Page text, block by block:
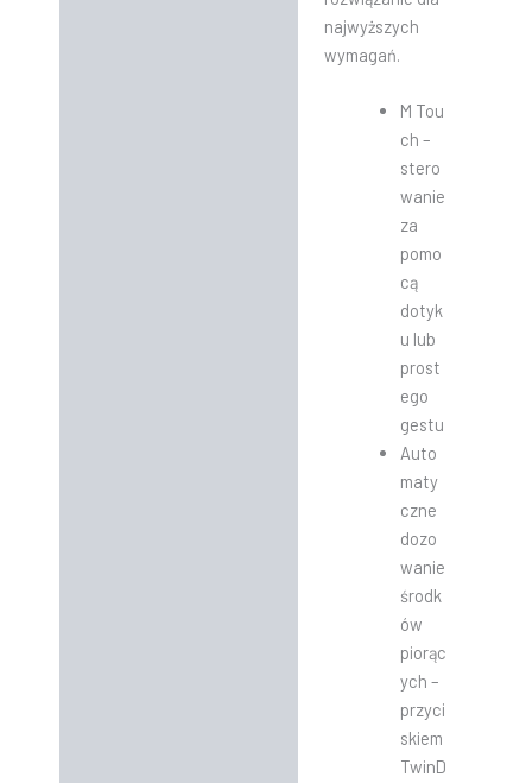
najwyższych
wymagań.
M Tou
ch –
stero
wanie
za
pomo
cą
dotyk
u lub
prost
ego
gestu
Auto
maty
czne
dozo
wanie
środk
ów
piorąc
ych –
przyci
skiem
TwinD